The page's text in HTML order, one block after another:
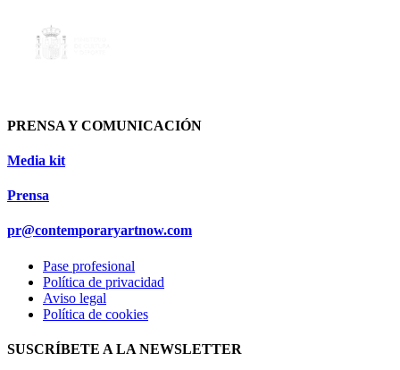
PRENSA Y COMUNICACIÓN
Media kit
Prensa
pr@contemporaryartnow.com
Pase profesional
Política de privacidad
Aviso legal
Política de cookies
SUSCRÍBETE A LA NEWSLETTER